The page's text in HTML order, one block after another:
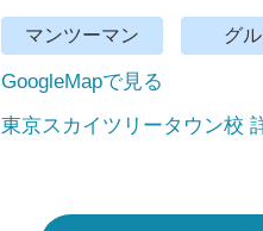
マンツーマン グ
GoogleMapで見る
東京スカイツリータウン校